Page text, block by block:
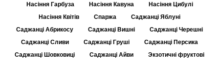
Насіння Гарбуза
Насіння Кавуна
Насіння Цибулі
Насіння Квітів
Спаржа
Саджанці Яблуні
Саджанці Абрикосу
Саджанці Вишні
Саджанці Черешні
Саджанці Сливи
Саджанці Груші
Саджанці Персика
Саджанці Шовковиці
Саджанці Айви
Экзотичні фруктові